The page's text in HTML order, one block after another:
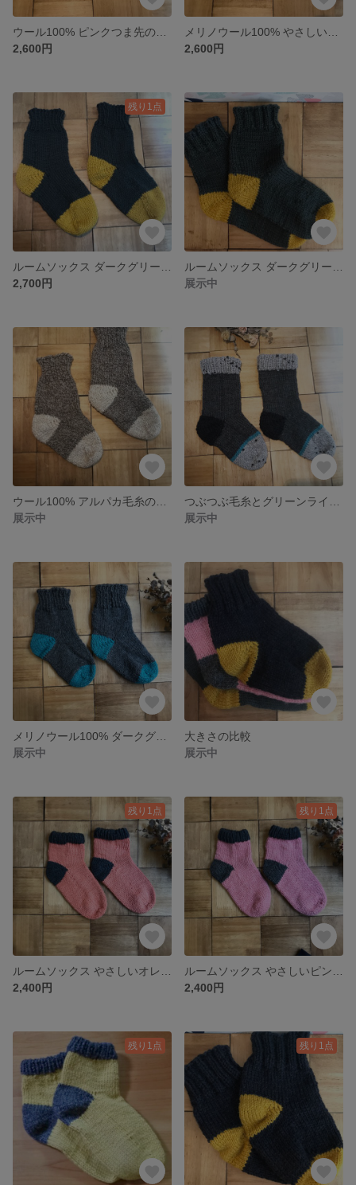
2,600円
2,600円
残り1点
2,700円
展示中
展示中
展示中
展示中
大きさの比較
展示中
残り1点
2,400円
残り1点
2,400円
残り1点 残り1点